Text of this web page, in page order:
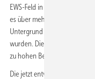
EWS-Feld in einer ON/OFF-
es über mehrere Jahre zu
Untergrund kam, wodurch
wurden. Diese
zu hohen Betriebskosten für
Die jetzt entwickelte MPC-